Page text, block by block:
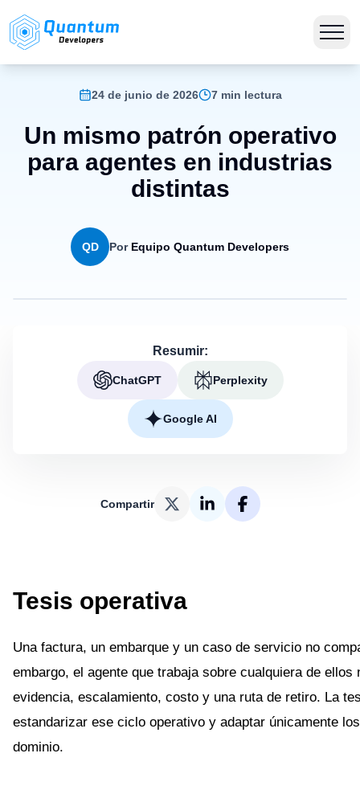
24 de junio de 2026 7 min lectura
Un mismo patrón operativo
para agentes en industrias
distintas
QD Por Equipo Quantum Developers
Resumir:
ChatGPT Perplexity
Google AI
Compartir
Tesis operativa
Una factura, un embarque y un caso de servicio no
embargo, el agente que trabaja sobre cualquiera de
evidencia, escalamiento, costo y una ruta de retiro. La
estandarizar ese ciclo operativo y adaptar únicamente
dominio.